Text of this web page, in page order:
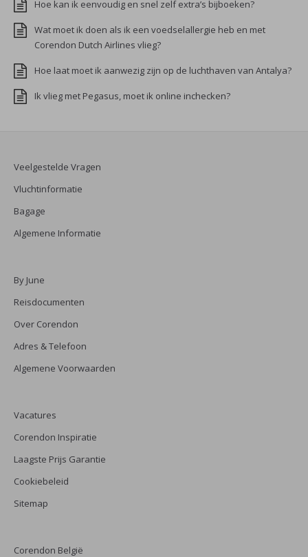
Hoe kan ik eenvoudig en snel zelf extra’s bijboeken?
Wat moet ik doen als ik een voedselallergie heb en met
Corendon Dutch Airlines vlieg?
Hoe laat moet ik aanwezig zijn op de luchthaven van Antalya?
Ik vlieg met Pegasus, moet ik online inchecken?
Veelgestelde Vragen
Vluchtinformatie
Bagage
Algemene Informatie
By June
Reisdocumenten
Over Corendon
Adres & Telefoon
Algemene Voorwaarden
Vacatures
Corendon Inspiratie
Laagste Prijs Garantie
Cookiebeleid
Sitemap
Corendon België